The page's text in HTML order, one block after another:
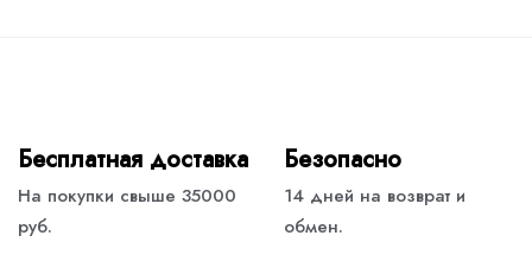
Бесплатная доставка
На покупки свыше 35000
руб.
Безопасно
14 дней на возврат и
обмен.